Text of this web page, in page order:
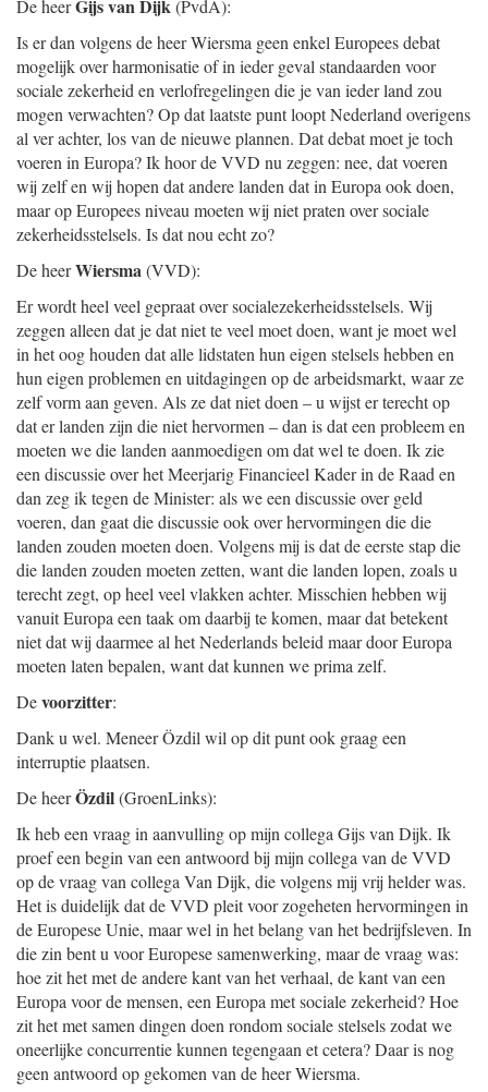
De heerGijs van Dijk(PvdA):
Is er dan volgens de heer Wiersma geen enkel Europees debat
mogelijk over harmonisatie of in ieder geval standaarden voor
sociale zekerheid en verlofregelingen die je van ieder land zou
mogen verwachten? Op dat laatste punt loopt Nederland overigens
al ver achter, los van de nieuwe plannen. Dat debat moet je toch
voeren in Europa? Ik hoor de VVD nu zeggen: nee, dat voeren
wij zelf en wij hopen dat andere landen dat in Europa ook doen,
maar op Europees niveau moeten wij niet praten over sociale
zekerheidsstelsels. Is dat nou echt zo?
De heerWiersma(VVD):
Er wordt heel veel gepraat over socialezekerheidsstelsels. Wij
zeggen alleen dat je dat niet te veel moet doen, want je moet wel
in het oog houden dat alle lidstaten hun eigen stelsels hebben en
hun eigen problemen en uitdagingen op de arbeidsmarkt, waar ze
zelf vorm aan geven. Als ze dat niet doen – u wijst er terecht op
dat er landen zijn die niet hervormen – dan is dat een probleem en
moeten we die landen aanmoedigen om dat wel te doen. Ik zie
een discussie over het Meerjarig Financieel Kader in de Raad en
dan zeg ik tegen de Minister: als we een discussie over geld
voeren, dan gaat die discussie ook over hervormingen die die
landen zouden moeten doen. Volgens mij is dat de eerste stap die
die landen zouden moeten zetten, want die landen lopen, zoals u
terecht zegt, op heel veel vlakken achter. Misschien hebben wij
vanuit Europa een taak om daarbij te komen, maar dat betekent
niet dat wij daarmee al het Nederlands beleid maar door Europa
moeten laten bepalen, want dat kunnen we prima zelf.
Devoorzitter:
Dank u wel. Meneer Özdil wil op dit punt ook graag een
interruptie plaatsen.
De heerÖzdil(GroenLinks):
Ik heb een vraag in aanvulling op mijn collega Gijs van Dijk. Ik
proef een begin van een antwoord bij mijn collega van de VVD
op de vraag van collega Van Dijk, die volgens mij vrij helder was.
Het is duidelijk dat de VVD pleit voor zogeheten hervormingen in
de Europese Unie, maar wel in het belang van het bedrijfsleven. In
die zin bent u voor Europese samenwerking, maar de vraag was:
hoe zit het met de andere kant van het verhaal, de kant van een
Europa voor de mensen, een Europa met sociale zekerheid? Hoe
zit het met samen dingen doen rondom sociale stelsels zodat we
oneerlijke concurrentie kunnen tegengaan et cetera? Daar is nog
geen antwoord op gekomen van de heer Wiersma.